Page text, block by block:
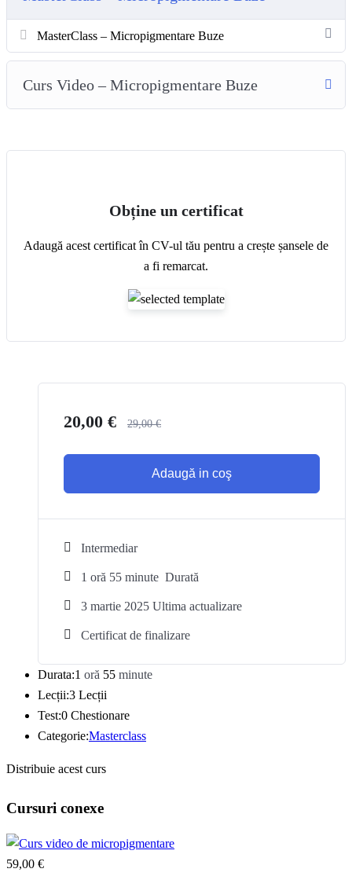
algoritmul buzelor
întrebări-răspunsuri
Cadou un curs video de micropigmentare + la final ai parte de
un Certificat de participare.
buzelor, un eveniment live înregistrat plin de informații valoroase și
MasterClass – Micropigmentare Buze
Curs Video – Micropigmentare Buze
Obține un certificat
Adaugă acest certificat în CV-ul tău pentru a crește șansele de
a fi remarcat.
20,00 € 29,00 €
Adaugă in coş
Intermediar
1 oră 55 minute Durată
3 martie 2025 Ultima actualizare
Certificat de finalizare
Durata:1 oră 55 minute
Lecții:3 Lecții
Test:0 Chestionare
Categorie:Masterclass
Distribuie acest curs
Cursuri conexe
59,00 €